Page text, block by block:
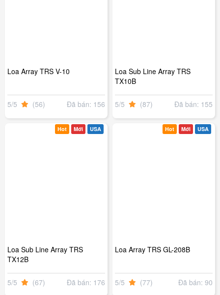
Loa Array TRS V-10
5/5 (56) Đã bán: 156
Loa Sub Line Array TRS
TX10B
5/5 (87) Đã bán: 155
Hot Mới USA
Loa Sub Line Array TRS
TX12B
5/5 (67) Đã bán: 176
Hot Mới USA
Loa Array TRS GL-208B
5/5 (77) Đã bán: 90